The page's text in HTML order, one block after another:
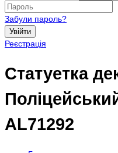
Забули пароль?
Увійти
Реєстрація
Статуетка
AL71292